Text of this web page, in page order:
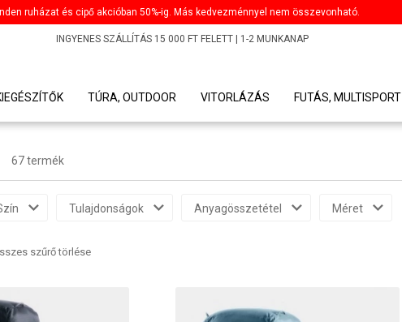
ruházat és cipő akcióban 50%-ig. Más kedvezménnyel nem összevonható.
INGYENES SZÁLLÍTÁS 15 000 FT FELETT | 1-2 MUNKANAP
TÚRA, OUTDOOR VITORLÁZÁS FUTÁS, MULTISPORT
67 termék
Tulajdonságok Anyagösszetétel Méret
szűrő törlése